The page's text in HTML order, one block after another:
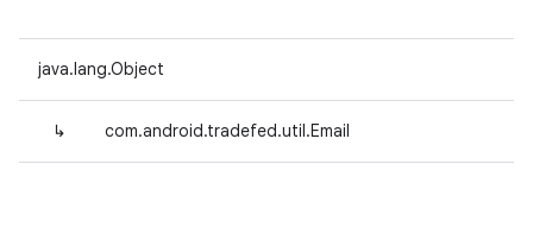
java.lang.Object
↳ com.android.tradefed.util.Email